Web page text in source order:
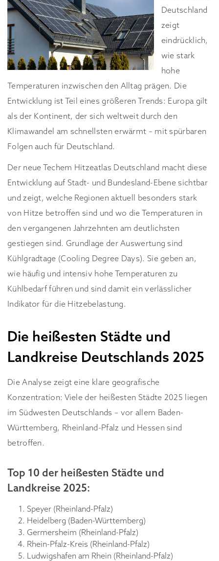
Deutschland
zeigt
eindrücklich,
wie stark
hohe
Temperaturen inzwischen den Alltag prägen. Die
Entwicklung ist Teil eines größeren Trends: Europa gilt
als der Kontinent, der sich weltweit durch den
Klimawandel am schnellsten erwärmt – mit spürbaren
Folgen auch für Deutschland.
Der neue Techem Hitzeatlas Deutschland macht diese
Entwicklung auf Stadt- und Bundesland-Ebene sichtbar
und zeigt, welche Regionen aktuell besonders stark
von Hitze betroffen sind und wo die Temperaturen in
den vergangenen Jahrzehnten am deutlichsten
gestiegen sind. Grundlage der Auswertung sind
Kühlgradtage (Cooling Degree Days). Sie geben an,
wie häufig und intensiv hohe Temperaturen zu
Kühlbedarf führen und sind damit ein verlässlicher
Indikator für die Hitzebelastung.
Die heißesten Städte und
Landkreise Deutschlands 2025
Die Analyse zeigt eine klare geografische
Konzentration: Viele der heißesten Städte 2025 liegen
im Südwesten Deutschlands – vor allem Baden-
Württemberg, Rheinland-Pfalz und Hessen sind
betroffen.
Top 10 der heißesten Städte und
Landkreise 2025:
Speyer (Rheinland-Pfalz)
Heidelberg (Baden-Württemberg)
Germersheim (Rheinland-Pfalz)
Rhein-Pfalz-Kreis (Rheinland-Pfalz)
Ludwigshafen am Rhein (Rheinland-Pfalz)